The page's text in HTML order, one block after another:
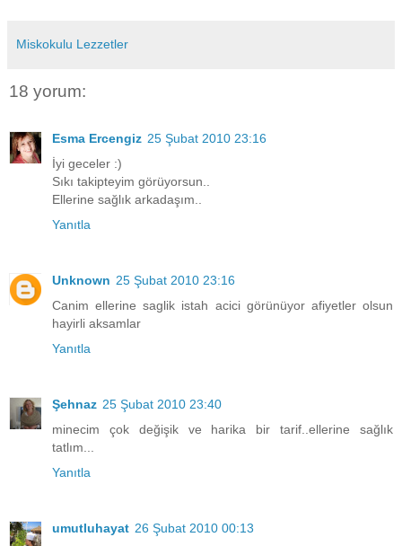
Miskokulu Lezzetler
18 yorum:
Esma Ercengiz 25 Şubat 2010 23:16
İyi geceler :)
Sıkı takipteyim görüyorsun..
Ellerine sağlık arkadaşım..
Yanıtla
Unknown 25 Şubat 2010 23:16
Canim ellerine saglik istah acici görünüyor afiyetler olsun
hayirli aksamlar
Yanıtla
Şehnaz 25 Şubat 2010 23:40
minecim çok değişik ve harika bir tarif..ellerine sağlık
tatlım...
Yanıtla
umutluhayat 26 Şubat 2010 00:13